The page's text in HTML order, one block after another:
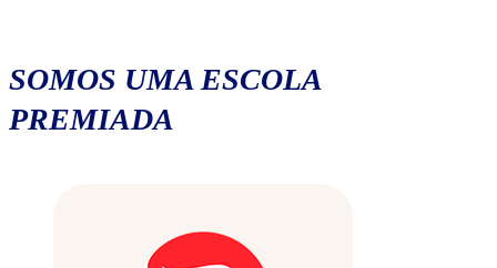
SOMOS UMA ESCOLA
PREMIADA